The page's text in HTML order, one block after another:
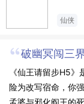
仙侠
破幽冥闯三
《仙王请留步H5
险为改写宿命，你
孟婆与邪化阎王的